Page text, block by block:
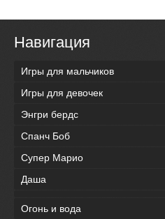
Навигация
Игры для мальчиков
Игры для девочек
Энгри бердс
Спанч Боб
Супер Марио
Даша
Огонь и вода